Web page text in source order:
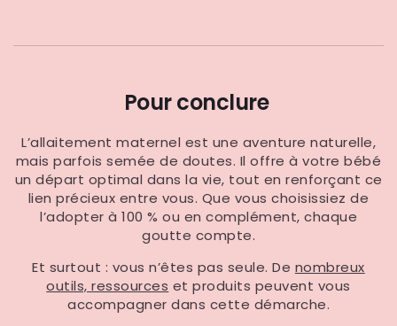
Pour conclure
L’allaitement maternel est une aventure naturelle,
mais parfois semée de doutes. Il offre à votre bébé
un départ optimal dans la vie, tout en renforçant ce
lien précieux entre vous. Que vous choisissiez de
l’adopter à 100 % ou en complément, chaque
goutte compte.
Et surtout : vous n’êtes pas seule. De nombreux
outils, ressources et produits peuvent vous
accompagner dans cette démarche.